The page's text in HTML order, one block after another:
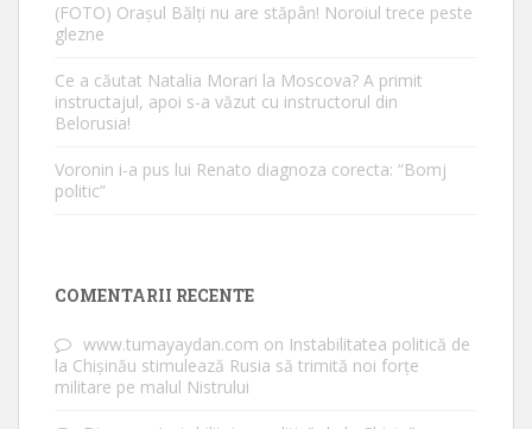
(FOTO) Orașul Bălți nu are stăpân! Noroiul trece peste
glezne
Ce a căutat Natalia Morari la Moscova? A primit
instructajul, apoi s-a văzut cu instructorul din
Belorusia!
Voronin i-a pus lui Renato diagnoza corecta: “Bomj
politic”
COMENTARII RECENTE
www.tumayaydan.com on Instabilitatea politică de
la Chișinău stimulează Rusia să trimită noi forțe
militare pe malul Nistrului